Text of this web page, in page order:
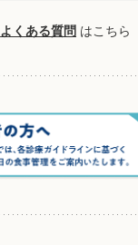
よくある質問 はこちら